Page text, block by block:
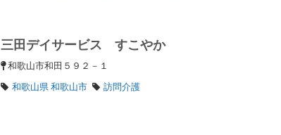
三田デイサービス すこやか
和歌山市和田５９２－１
和歌山県 和歌山市
訪問介護